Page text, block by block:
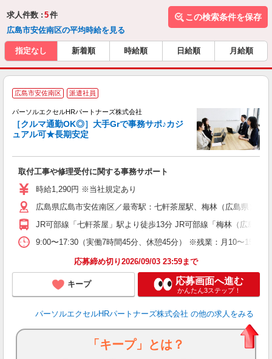
求人件数 : 5件
広島市安佐南区の平均時給を見る
この検索条件を保存
指定なし 新着順 時給順 日給順 月給順
広島市安佐南区 派遣社員
パーソルエクセルHRパートナーズ株式会社
［クルマ通勤OK◎］大手Grで事務サポ♪カジ
ュアル可★長期安定
取付工事や修理受付に関する事務サポート
時給1,290円 ※当社規定あり
広島県広島市安佐南区／最寄駅：七軒茶屋駅、梅林（広島県）
JR可部線「七軒茶屋」駅より徒歩13分 JR可部線「梅林（広島県
9:00〜17:30（実働7時間45分、休憩45分） ※残業：月10〜15時
応募締め切り2026/09/03 23:59まで
キープ 応募画面へ進む
かんたん3ステップ！
パーソルエクセルHRパートナーズ株式会社 の他の求人をみる
「キープ」とは？